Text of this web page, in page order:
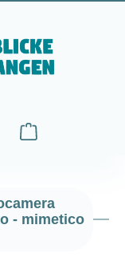
Il carrello
- mimetico